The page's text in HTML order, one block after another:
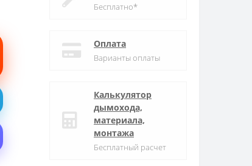
Бесплатно*
Оплата
Варианты оплаты
Калькулятор
дымохода,
материала,
монтажа
Бесплатный расчет